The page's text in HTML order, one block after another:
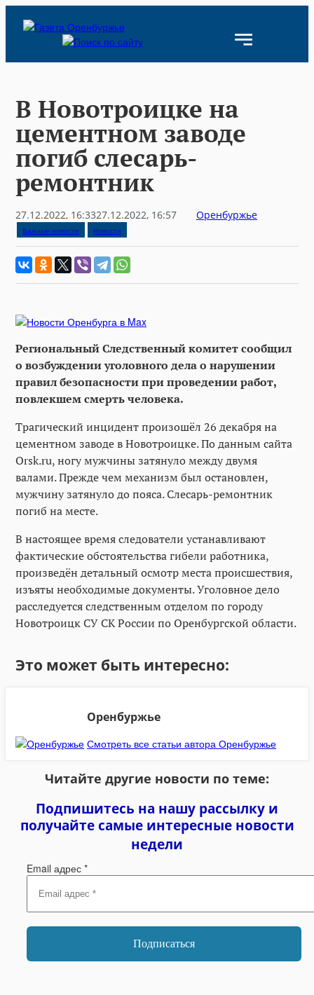
В Новотроицке на
цементном заводе
погиб слесарь-
ремонтник
27.12.2022, 16:3327.12.2022, 16:57 Оренбуржье
Важные новости Новости
Региональный Следственный комитет сообщил
о возбуждении уголовного дела о нарушении
правил безопасности при проведении работ,
повлекшем смерть человека.
Трагический инцидент произошёл 26 декабря на
цементном заводе в Новотроицке. По данным сайта
Orsk.ru, ногу мужчины затянуло между двумя
валами. Прежде чем механизм был остановлен,
мужчину затянуло до пояса. Слесарь-ремонтник
погиб на месте.
В настоящее время следователи устанавливают
фактические обстоятельства гибели работника,
произведён детальный осмотр места происшествия,
изъяты необходимые документы. Уголовное дело
расследуется следственным отделом по городу
Новотроицк СУ СК России по Оренбургской области.
Это может быть интересно:
Оренбуржье
Смотреть все статьи автора Оренбуржье
Читайте другие новости по теме:
Подпишитесь на нашу рассылку и
получайте самые интересные новости
недели
Email адрес *